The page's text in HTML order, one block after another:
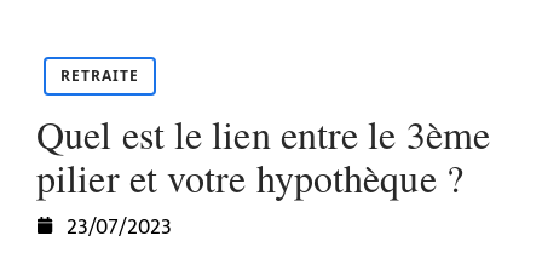
RETRAITE
Quel est le lien entre le 3ème
pilier et votre hypothèque ?
23/07/2023